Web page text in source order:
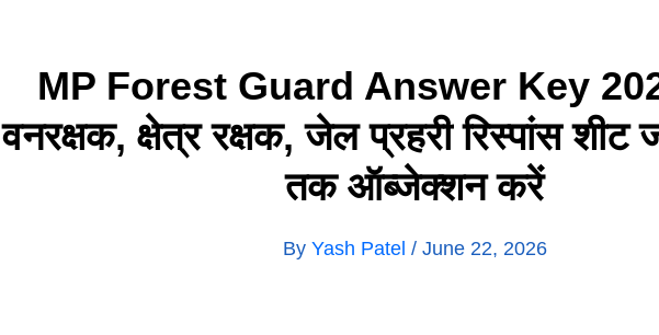
MP Forest Guard Answer Key
वनरक्षक, क्षेत्र रक्षक, जेल प्रहरी रिस्पांस शीट
तक ऑब्जेक्शन करें
By Yash Patel / June 22, 2026